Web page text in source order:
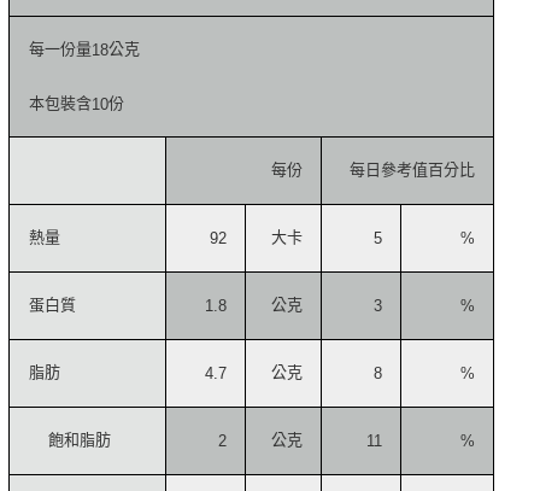
每一份量18公克
本包裝含10份
每份 每日參考值百分比
熱量 92 大卡 5 %
蛋白質 1.8 公克 3 %
脂肪 4.7 公克 8 %
飽和脂肪 2 公克 11 %